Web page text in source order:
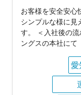
お客様を安全安心
シンプルな様に見
す。 ＜入社後の
ングスの本社にて
愛